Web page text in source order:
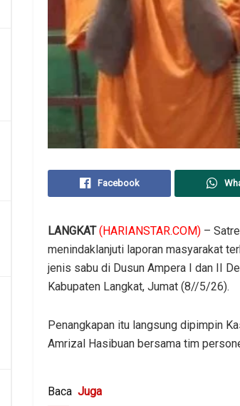
Facebook
LANGKAT(HARIANSTAR.COM) –
menindaklanjuti laporan masyarakat
jenis sabu di Dusun Ampera I dan II
Kabupaten Langkat, Jumat (8//5/26).
Penangkapan itu langsung dipimpin
Amrizal Hasibuan bersama tim
Baca Juga